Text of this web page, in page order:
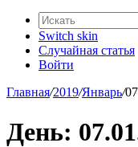
Switch skin
Случайная статья
Войти
Главная/2019/Январь/07
День: